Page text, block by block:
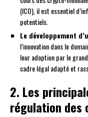
(ICO), il est essentiel
potentiels.
Le développement
l’innovation dans le
leur adoption par le
cadre légal adapté et
2. Les
régulation des